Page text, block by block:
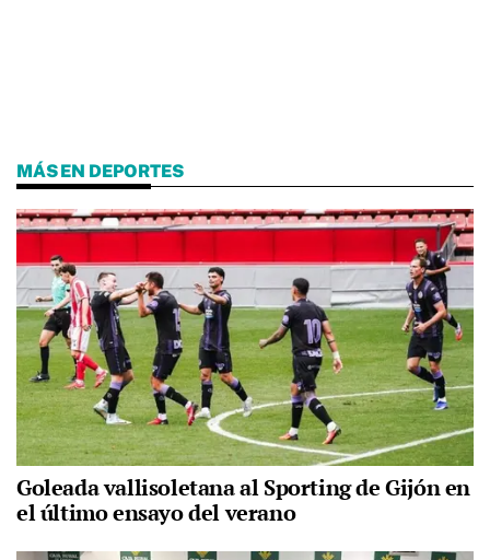
MÁS EN DEPORTES
Goleada vallisoletana al Sporting de Gijón en
el último ensayo del verano